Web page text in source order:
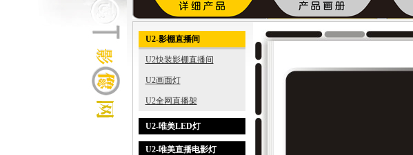
U2-影棚直播间
U2快装影棚直播间
U2画面灯
U2全网直播架
U2-唯美LED灯
U2-唯美直播电影灯